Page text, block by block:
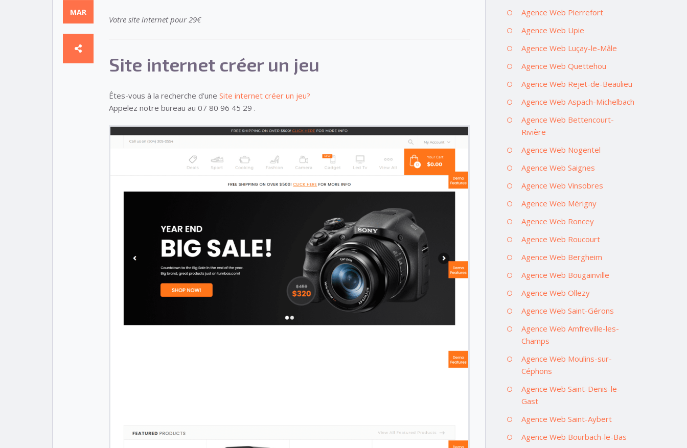
MAR
Votre site internet pour 29€
Site internet créer un jeu
Êtes-vous à la recherche d’une Site internet créer un jeu?
Appelez notre bureau au 07 80 96 45 29 .
Agence Web Pierrefort
Agence Web Upie
Agence Web Luçay-le-Mâle
Agence Web Quettehou
Agence Web Rejet-de-Beaulieu
Agence Web Aspach-Michelbach
Agence Web Bettencourt-
Rivière
Agence Web Nogentel
Agence Web Saignes
Agence Web Vinsobres
Agence Web Mérigny
Agence Web Roncey
Agence Web Roucourt
Agence Web Bergheim
Agence Web Bougainville
Agence Web Ollezy
Agence Web Saint-Gérons
Agence Web Amfreville-les-
Champs
Agence Web Moulins-sur-
Céphons
Agence Web Saint-Denis-le-
Gast
Agence Web Saint-Aybert
Agence Web Bourbach-le-Bas